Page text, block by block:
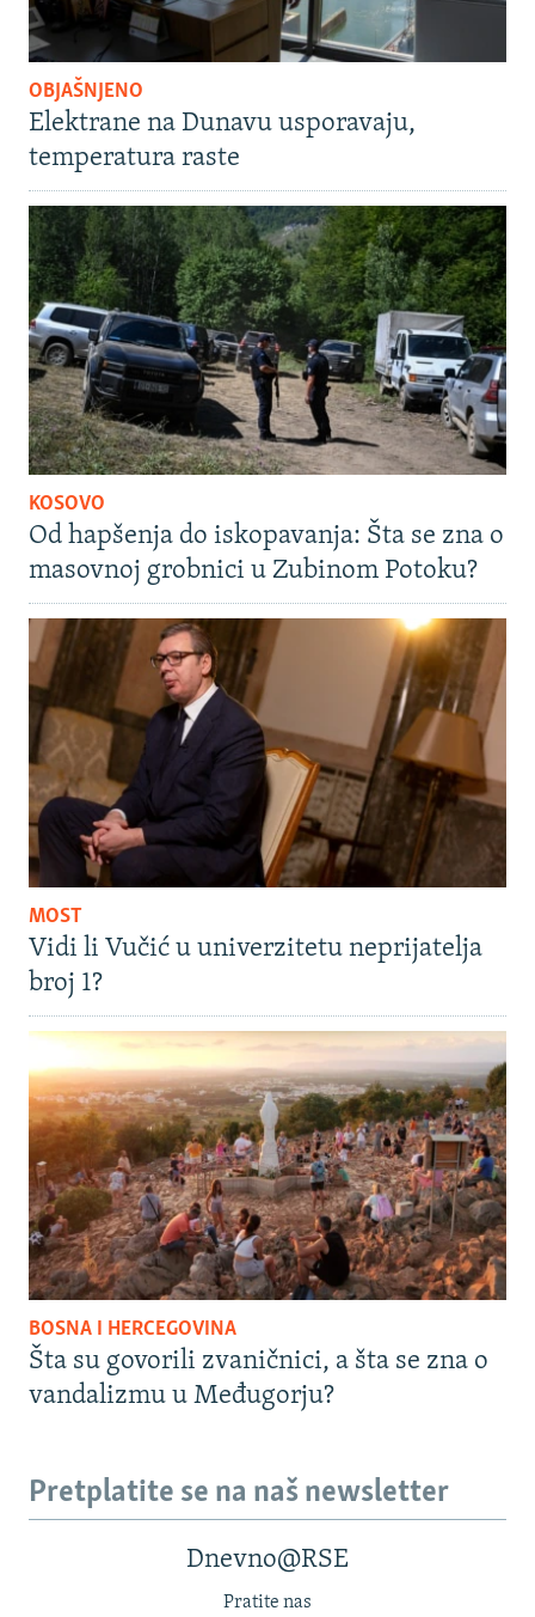
OBJAŠNJENO
Elektrane na Dunavu usporavaju,
temperatura raste
KOSOVO
Od hapšenja do iskopavanja: Šta se zna o
masovnoj grobnici u Zubinom Potoku?
MOST
Vidi li Vučić u univerzitetu neprijatelja
broj 1?
BOSNA I HERCEGOVINA
Šta su govorili zvaničnici, a šta se zna o
vandalizmu u Međugorju?
Pretplatite se na naš newsletter
Dnevno@RSE
Pratite nas